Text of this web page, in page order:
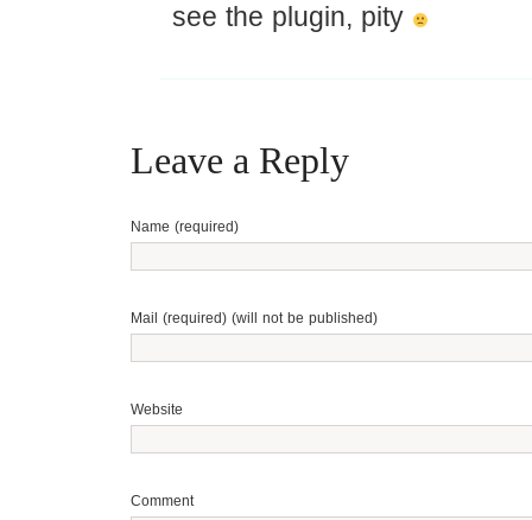
see the plugin, pity
Leave a Reply
Name (required)
Mail (required) (will not be published)
Website
Comment